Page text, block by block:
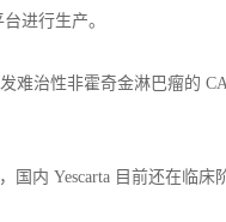
进行生产。
难治性非霍奇金淋巴瘤的
内 Yescarta 目前还在临床